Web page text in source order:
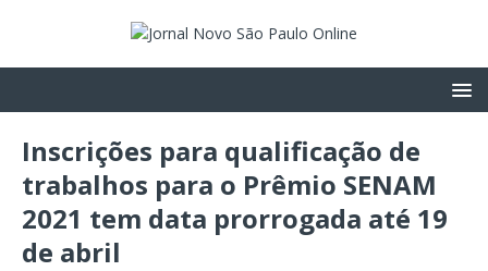
Inscrições para qualificação de
trabalhos para o Prêmio SENAM
2021 tem data prorrogada até 19
de abril